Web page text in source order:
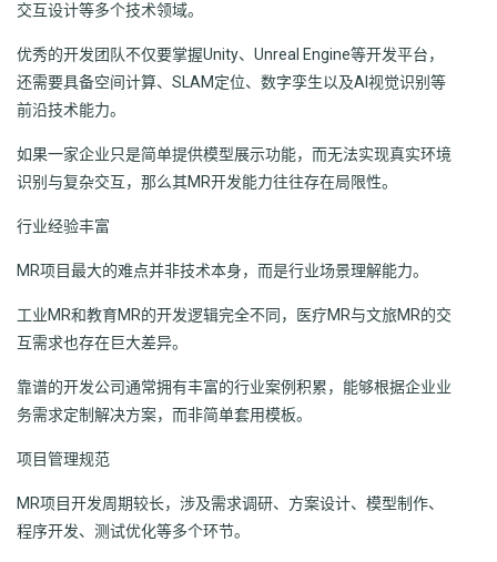
交互设计等多个技术领域。
优秀的开发团队不仅要掌握Unity、Unreal Engine等开发平台，
还需要具备空间计算、SLAM定位、数字孪生以及AI视觉识别等
前沿技术能力。
如果一家企业只是简单提供模型展示功能，而无法实现真实环境
识别与复杂交互，那么其MR开发能力往往存在局限性。
行业经验丰富
MR项目最大的难点并非技术本身，而是行业场景理解能力。
工业MR和教育MR的开发逻辑完全不同，医疗MR与文旅MR的交
互需求也存在巨大差异。
靠谱的开发公司通常拥有丰富的行业案例积累，能够根据企业业
务需求定制解决方案，而非简单套用模板。
项目管理规范
MR项目开发周期较长，涉及需求调研、方案设计、模型制作、
程序开发、测试优化等多个环节。